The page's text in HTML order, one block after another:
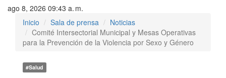
ago 8, 2026 09:43 a. m.
Inicio
Sala de prensa
Noticias
Comité Intersectorial Municipal y Mesas Operativas
para la Prevención de la Violencia por Sexo y Género
#Salud